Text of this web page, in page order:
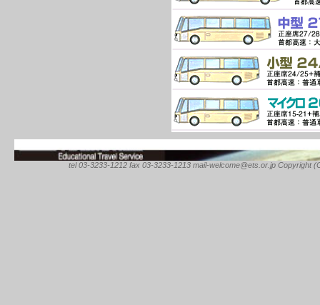
tel 03-3233-1212 fax 03-3233-1213 mail-welcome@ets.or.jp Copyright